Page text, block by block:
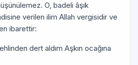
O, badeli âşık
verilen ilim Allah vergisidir ve
ibarettir:
dert aldım Aşkın ocağına